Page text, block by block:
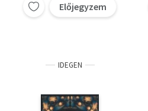
Előjegyzem
IDEGEN